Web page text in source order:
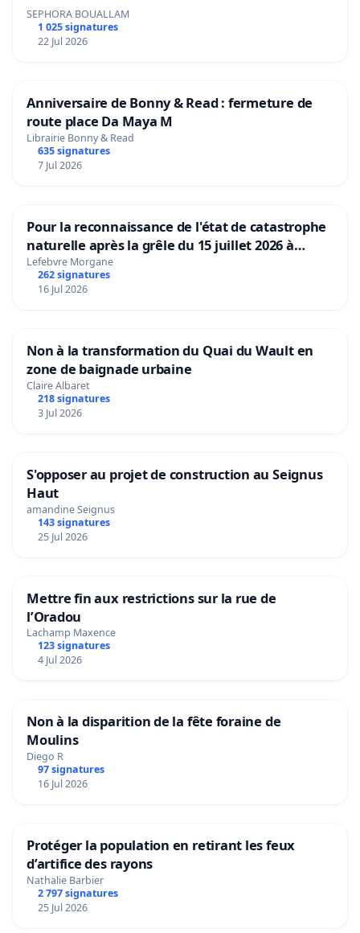
SEPHORA BOUALLAM
1 025 signatures
22 Jul 2026
Anniversaire de Bonny & Read : fermeture de
route place Da Maya M
Librairie Bonny & Read
635 signatures
7 Jul 2026
Pour la reconnaissance de l'état de catastrophe
naturelle après la grêle du 15 juillet 2026 à
Aubenas et ses alentours
Lefebvre Morgane
262 signatures
16 Jul 2026
Non à la transformation du Quai du Wault en
zone de baignade urbaine
Claire Albaret
218 signatures
3 Jul 2026
S'opposer au projet de construction au Seignus
Haut
amandine Seignus
143 signatures
25 Jul 2026
Mettre fin aux restrictions sur la rue de
l’Oradou
Lachamp Maxence
123 signatures
4 Jul 2026
Non à la disparition de la fête foraine de
Moulins
Diego R
97 signatures
16 Jul 2026
Protéger la population en retirant les feux
d’artifice des rayons
Nathalie Barbier
2 797 signatures
25 Jul 2026